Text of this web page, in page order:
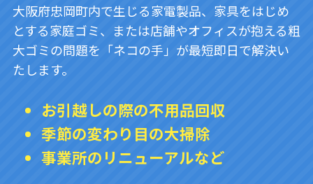
大阪府忠岡町内で生じる家電製品、家具をはじめ
とする家庭ゴミ、または店舗やオフィスが抱える粗
大ゴミの問題を「ネコの手」が最短即日で解決い
たします。
お引越しの際の不用品回収
季節の変わり目の大掃除
事業所のリニューアルなど